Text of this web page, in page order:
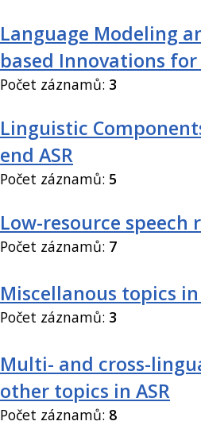
Language Modeling
based Innovations for
Počet záznamů: 3
Linguistic
end ASR
Počet záznamů: 5
Low-resource speech
Počet záznamů: 7
Miscellanous topics in
Počet záznamů: 3
Multi- and cross-
other topics in ASR
Počet záznamů: 8